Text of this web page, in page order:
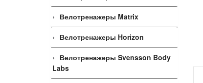
Велотренажеры Matrix
Велотренажеры Horizon
Велотренажеры Svensson Body
Labs